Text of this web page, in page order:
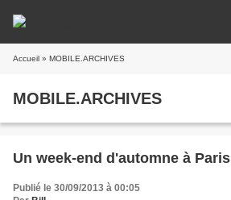
Accueil » MOBILE.ARCHIVES
MOBILE.ARCHIVES
Un week-end d'automne à Paris
Publié le 30/09/2013 à 00:05